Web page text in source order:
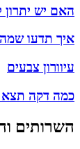
האם יש יתרון
איך תדעו
עיוורון צבעים
כמה דקה
השרותים